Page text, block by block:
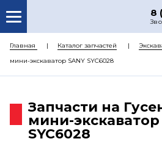
8
О НАС
КАТАЛОГ
ДОСТАВКА
Главная Каталог запчастей
мини-экскаватор SANY SYC6028
Запчасти на
мини-экскаватор
SYC6028